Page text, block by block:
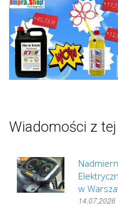
Wiadomości z
w
14.07.2026